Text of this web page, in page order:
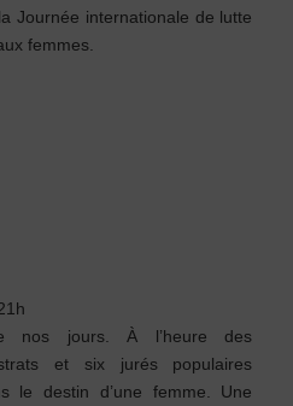
Journée internationale de lutte
femmes.
nos jours. À l’heure des
et six jurés populaires
le destin d’une femme. Une